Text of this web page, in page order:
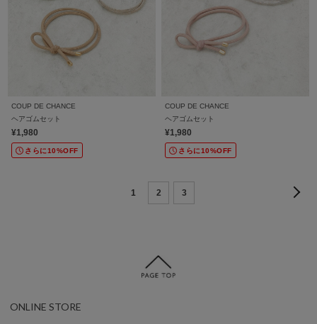
COUP DE CHANCE
ヘアゴムセット
¥1,980
さらに10%OFF
COUP DE CHANCE
ヘアゴムセット
¥1,980
さらに10%OFF
1 2 3
ONLINE STORE